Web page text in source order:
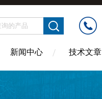
新闻中心 技术文章